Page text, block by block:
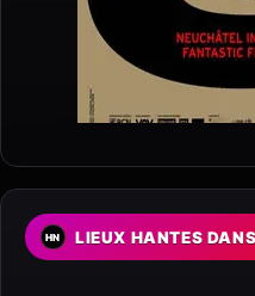
LIEUX HANTES